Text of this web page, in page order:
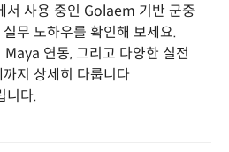
서 사용 중인 Golaem 기반 군중
무 노하우를 확인해 보세요.
연동, 그리고 다양한 실전
지 상세히 다룹니다
니다.